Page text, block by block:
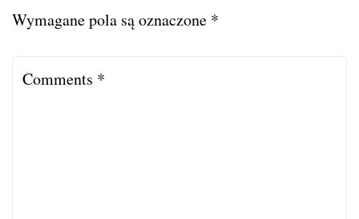
Wymagane pola są oznaczone *